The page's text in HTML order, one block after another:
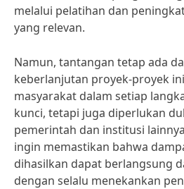
melalui pelatihan dan
yang relevan.
Namun, tantangan tetap ada
keberlanjutan proyek-proyek
masyarakat dalam setiap
kunci, tetapi juga diperlukan
pemerintah dan institusi
ingin memastikan bahwa
dihasilkan dapat berlangsung
dengan selalu menekankan